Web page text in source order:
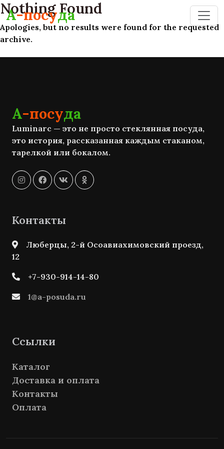
Skip to main content
А-посуда
Nothing Found
Apologies, but no results were found for the requested
archive.
А-посуда
Luminarc — это не просто стеклянная посуда,
это история, рассказанная каждым стаканом,
тарелкой или бокалом.
Контакты
Люберцы, 2-й Осоавиахимовский проезд,
12
+7-930-914-14-80
1@a-posuda.ru
Ссылки
Каталог
Доставка и оплата
Контакты
Оплата